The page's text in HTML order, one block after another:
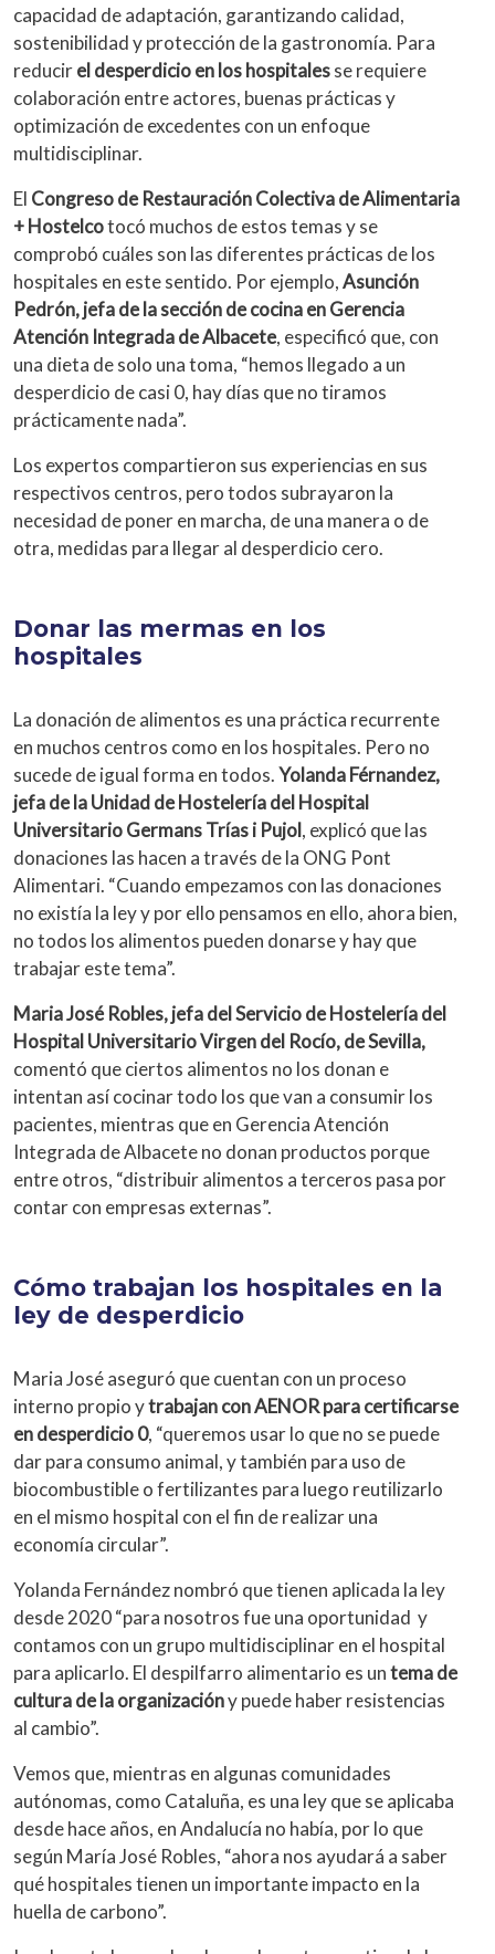
capacidad de adaptación, garantizando calidad,
sostenibilidad y protección de la gastronomía. Para
reducirel desperdicio en los hospitalesse requiere
colaboración entre actores, buenas prácticas y
optimización de excedentes con un enfoque
multidisciplinar.
El Congreso de Restauración Colectiva de Alimentaria
+ Hostelcotocó muchos de estos temas y se
comprobó cuáles son las diferentes prácticas de los
hospitales en este sentido. Por ejemplo,Asunción
Pedrón, jefa de la sección de cocina en Gerencia
Atención Integrada de Albacete, especificó que, con
una dieta de solo una toma, “hemos llegado a un
desperdicio de casi 0, hay días que no tiramos
prácticamente nada”.
Los expertos compartieron sus experiencias en sus
respectivos centros, pero todos subrayaron la
necesidad de poner en marcha, de una manera o de
otra, medidas para llegar al desperdicio cero.
Donar las mermas en los
hospitales
La donación de alimentos es una práctica recurrente
en muchos centros como en los hospitales. Pero no
sucede de igual forma en todos.Yolanda Férnandez,
jefa de la Unidad de Hostelería del Hospital
Universitario Germans Trías i Pujol, explicó que las
donaciones las hacen a través de la ONG Pont
Alimentari. “Cuando empezamos con las donaciones
no existía la ley y por ello pensamos en ello, ahora bien,
no todos los alimentos pueden donarse y hay que
trabajar este tema”.
Maria José Robles, jefa del Servicio de Hostelería del
Hospital Universitario Virgen del Rocío, de Sevilla,
comentó que ciertos alimentos no los donan e
intentan así cocinar todo los que van a consumir los
pacientes, mientras que en Gerencia Atención
Integrada de Albacete no donan productos porque
entre otros, “distribuir alimentos a terceros pasa por
contar con empresas externas”.
Cómo trabajan los hospitales en la
ley de desperdicio
Maria José aseguró que cuentan con un proceso
interno propio ytrabajan con AENOR para certificarse
en desperdicio 0, “queremos usar lo que no se puede
dar para consumo animal, y también para uso de
biocombustible o fertilizantes para luego reutilizarlo
en el mismo hospital con el fin de realizar una
economía circular”.
Yolanda Fernández nombró que tienen aplicada la ley
desde 2020 “para nosotros fue una oportunidad y
contamos con un grupo multidisciplinar en el hospital
para aplicarlo. El despilfarro alimentario es untema de
cultura de la organizacióny puede haber resistencias
al cambio”.
Vemos que, mientras en algunas comunidades
autónomas, como Cataluña, es una ley que se aplicaba
desde hace años, en Andalucía no había, por lo que
según María José Robles, “ahora nos ayudará a saber
qué hospitales tienen un importante impacto en la
huella de carbono”.